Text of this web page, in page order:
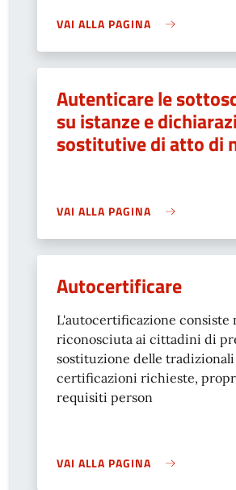
VAI ALLA PAGINA
Autenticare le
su istanze e
sostitutive di atto di
VAI ALLA PAGINA
Autocertificare
L'autocertificazione consiste
riconosciuta ai cittadini di
sostituzione delle tradizionali
certificazioni richieste,
requisiti person
VAI ALLA PAGINA